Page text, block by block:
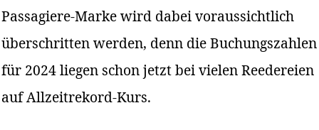
Passagiere-Marke wird dabei voraussichtlich
überschritten werden, denn die Buchungszahlen
für 2024 liegen schon jetzt bei vielen Reedereien
auf Allzeitrekord-Kurs.